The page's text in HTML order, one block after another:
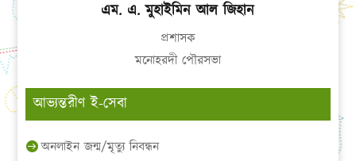
এম. এ. মুহাইমিন আল জিহান
প্রশাসক
মনোহরদী পৌরসভা
আভ্যন্তরীণ ই-সেবা
অনলাইন জন্ম/মৃত্যু নিবন্ধন